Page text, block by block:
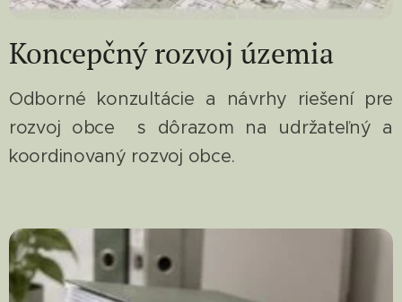
Koncepčný rozvoj územia
Odborné konzultácie a návrhy riešení pre
rozvoj obce s dôrazom na udržateľný a
koordinovaný rozvoj obce.